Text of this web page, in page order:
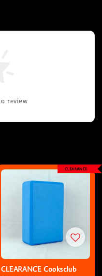
review
CLEARANCE
CLEARANCE Cooksclub